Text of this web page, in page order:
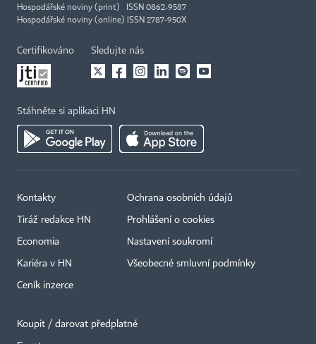
Hospodářské noviny (print) ISSN 0862-9587
Hospodářské noviny (online) ISSN 2787-950X
Certifikováno Sledujte nás
Stáhněte si aplikaci HN
Kontakty
Tiráž redakce HN
Economia
Kariéra v HN
Ceník inzerce
Ochrana osobních údajů
Prohlášení o cookies
Nastavení soukromí
Všeobecné smluvní podmínky
Koupit / darovat předplatné